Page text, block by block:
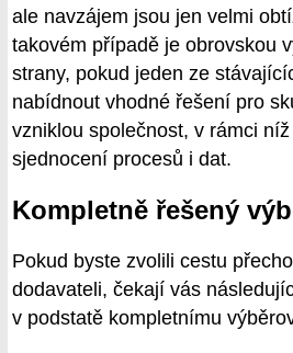
ale navzájem jsou jen velmi
takovém případě je obrovskou
strany, pokud jeden ze
nabídnout vhodné řešení pro
vzniklou společnost, v rámci
sjednocení procesů i dat.
Kompletně řešený
Pokud byste zvolili cestu
dodavateli, čekají vás
v podstatě kompletnímu